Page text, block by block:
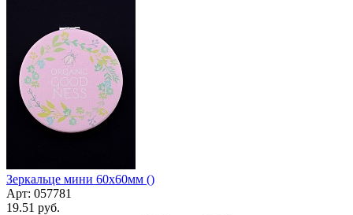
Зеркальце мини 60х60мм ()
Арт: 057781
19.51 руб.